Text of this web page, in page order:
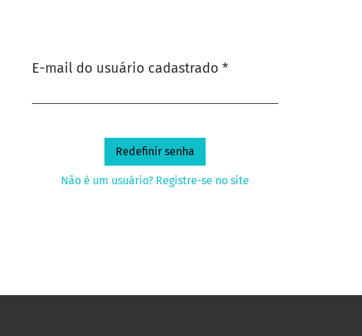
E-mail do usuário cadastrado *Obrigatório
Redefinir senha
Não é um usuário? Registre-se no site